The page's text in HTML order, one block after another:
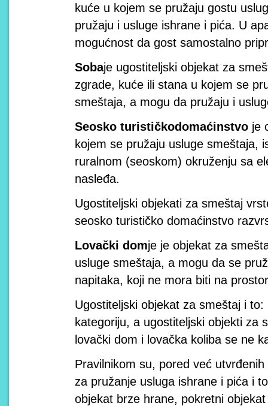
kuće u kojem se pružaju gostu
pružaju i usluge ishrane i pića. U
mogućnost da gost samostalno
Sobaje ugostiteljski objekat za
zgrade, kuće ili stana u kojem se
smeštaja, a mogu da pružaju i
Seosko turističkodomaćinstvo je
kojem se pružaju usluge smeštaja,
ruralnom (seoskom) okruženju sa
nasleđa.
Ugostiteljski objekati za smeštaj
seosko turističko domaćinstvo
Lovački domje je objekat za
usluge smeštaja, a mogu da se
napitaka, koji ne mora biti na
Ugostiteljski objekat za smeštaj i
kategoriju, a ugostiteljski objekti za
lovački dom i lovačka koliba se ne
Pravilnikom su, pored već
za pružanje usluga ishrane i pića i
objekat brze hrane, pokretni